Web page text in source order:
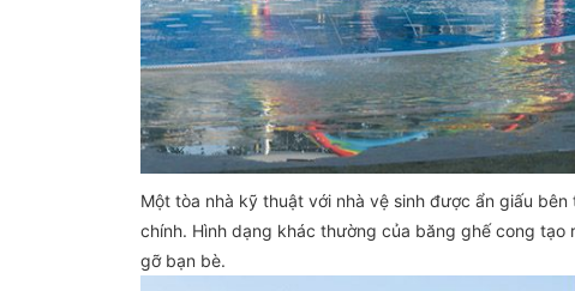
Một tòa nhà kỹ thuật với nhà vệ sinh được ẩn giấu
chính. Hình dạng khác thường của băng ghế cong
gỡ bạn bè.